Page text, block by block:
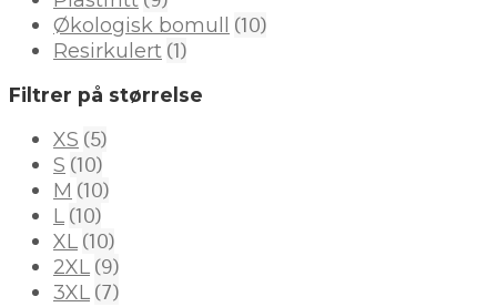
Økologisk bomull (10)
Resirkulert (1)
Filtrer på størrelse
XS (5)
S (10)
M (10)
L (10)
XL (10)
2XL (9)
3XL (7)